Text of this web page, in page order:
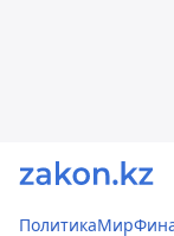
ПолитикаМир